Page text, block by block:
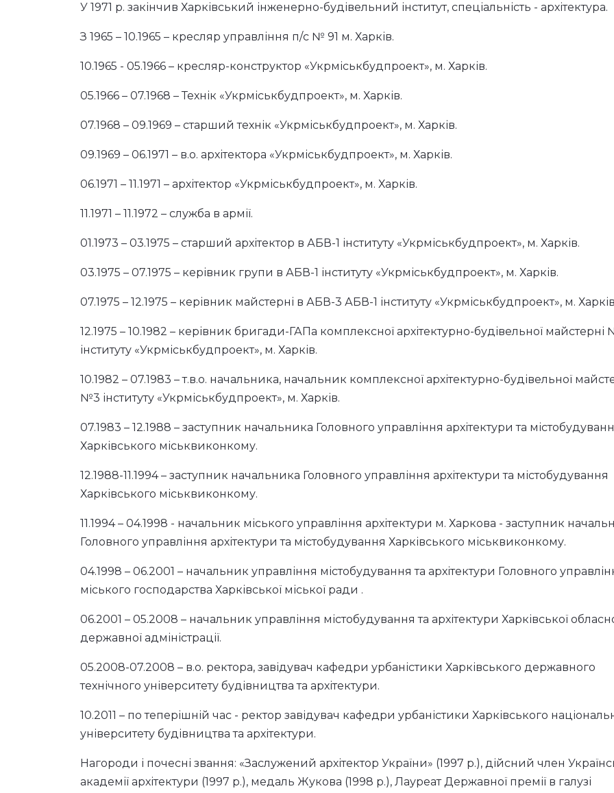
У 1971 р. закінчив Харківський інженерно-будівельний інститут, спеціальність - архітектура.
З 1965 – 10.1965 – кресляр управління п/с № 91 м. Харків.
10.1965 - 05.1966 – кресляр-конструктор «Укрміськбудпроект», м. Харків.
05.1966 – 07.1968 – Технік «Укрміськбудпроект», м. Харків.
07.1968 – 09.1969 – старший технік «Укрміськбудпроект», м. Харків.
09.1969 – 06.1971 – в.о. архітектора «Укрміськбудпроект», м. Харків.
06.1971 – 11.1971 – архітектор «Укрміськбудпроект», м. Харків.
11.1971 – 11.1972 – служба в армії.
01.1973 – 03.1975 – старший архітектор в АБВ-1 інституту «Укрміськбудпроект», м. Харків.
03.1975 – 07.1975 – керівник групи в АБВ-1 інституту «Укрміськбудпроект», м. Харків.
07.1975 – 12.1975 – керівник майстерні в АБВ-3 АБВ-1 інституту «Укрміськбудпроект», м.
12.1975 – 10.1982 – керівник бригади-ГАПа комплексної архітектурно-будівельної майстерні
інституту «Укрміськбудпроект», м. Харків.
10.1982 – 07.1983 – т.в.о. начальника, начальник комплексної архітектурно-будівельної
№3 інституту «Укрміськбудпроект», м. Харків.
07.1983 – 12.1988 – заступник начальника Головного управління архітектури та
Харківського міськвиконкому.
12.1988-11.1994 – заступник начальника Головного управління архітектури та містобудування
Харківського міськвиконкому.
11.1994 – 04.1998 - начальник міського управління архітектури м. Харкова - заступник
Головного управління архітектури та містобудування Харківського міськвиконкому.
04.1998 – 06.2001 – начальник управління містобудування та архітектури Головного
міського господарства Харківської міської ради .
06.2001 – 05.2008 – начальник управління містобудування та архітектури Харківської
державної адміністрації.
05.2008-07.2008 – в.о. ректора, завідувач кафедри урбаністики Харківського державного
технічного університету будівництва та архітектури.
10.2011 – по теперішній час - ректор завідувач кафедри урбаністики Харківського
університету будівництва та архітектури.
Нагороди і почесні звання: «Заслужений архітектор України» (1997 р.), дійсний член
академії архітектури (1997 р.), медаль Жукова (1998 р.), Лауреат Державної премії в галузі